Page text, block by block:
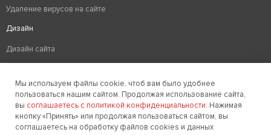
Удаление вирусов на сайте
Дизайн
Дизайн сайта
Создание фирменного стиля
+7 (922) 517-52-20
Заказать звонок
Мы используем файлы cookie, чтоб вам было удобнее
пользоваться нашим сайтом. Продолжая использование сайта,
вы соглашаетесь с политикой конфиденциальности. Нажимая
кнопку «Принять» или продолжая пользоваться сайтом, вы
соглашаетесь на обработку файлов cookies и данных